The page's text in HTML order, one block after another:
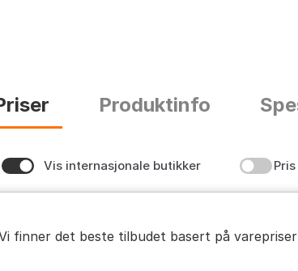
Produktinfo
Vis internasjonale butikker
finner det beste tilbudet basert på